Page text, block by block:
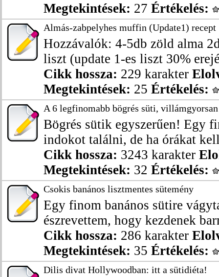
Megtekintések: 27 Értékelés:
Almás-zabpelyhes muffin (Update1) recept
Hozzávalók: 4-5db zöld alma
liszt (update 1-es liszt 30%
Cikk hossza: 229 karakter
Megtekintések: 25 Értékelés:
A 6 legfinomabb bögrés süti, villámgyorsan
Bögrés sütik egyszerűen! Egy
indokot találni, de ha órákat
Cikk hossza: 3243 karakter
Megtekintések: 32 Értékelés:
Csokis banános lisztmentes sütemény
Egy finom banános sütire
észrevettem, hogy kezdenek
Cikk hossza: 286 karakter
Megtekintések: 35 Értékelés:
Dilis divat Hollywoodban: itt a sütidiéta!